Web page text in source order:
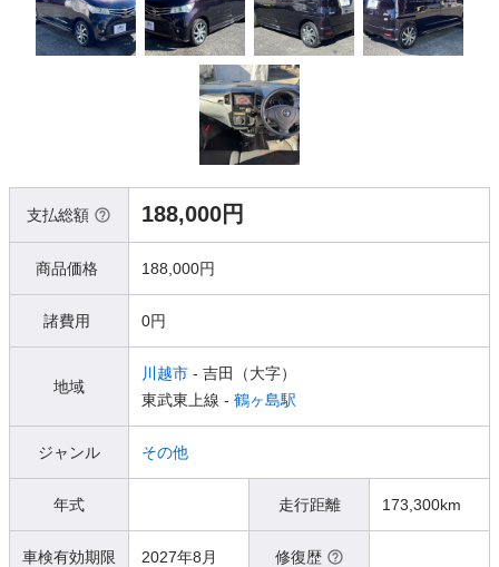
支払総額 188,000円
商品価格 188,000円
諸費用 0円
地域
川越市 - 吉田（大字）
東武東上線 - 鶴ヶ島駅
ジャンル その他
年式 走行距離 173,300km
車検有効期限 2027年8月 修復歴